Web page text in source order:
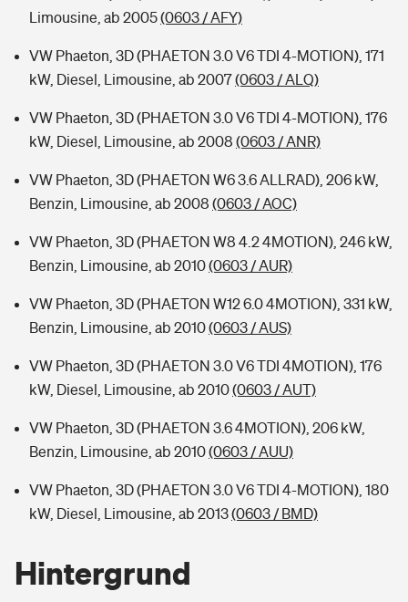
Limousine, ab 2005(0603 / AFY)
VW Phaeton, 3D (PHAETON 3.0 V6 TDI 4-MOTION), 171
kW, Diesel, Limousine, ab 2007(0603 / ALQ)
VW Phaeton, 3D (PHAETON 3.0 V6 TDI 4-MOTION), 176
kW, Diesel, Limousine, ab 2008 (0603 / ANR)
VW Phaeton, 3D (PHAETON W6 3.6 ALLRAD), 206 kW,
Benzin, Limousine, ab 2008 (0603 / AOC)
VW Phaeton, 3D (PHAETON W8 4.2 4MOTION), 246 kW,
Benzin, Limousine, ab 2010(0603 / AUR)
VW Phaeton, 3D (PHAETON W12 6.0 4MOTION), 331 kW,
Benzin, Limousine, ab 2010(0603 / AUS)
VW Phaeton, 3D (PHAETON 3.0 V6 TDI 4MOTION), 176
kW, Diesel, Limousine, ab 2010(0603 / AUT)
VW Phaeton, 3D (PHAETON 3.6 4MOTION), 206 kW,
Benzin, Limousine, ab 2010(0603 / AUU)
VW Phaeton, 3D (PHAETON 3.0 V6 TDI 4-MOTION), 180
kW, Diesel, Limousine, ab 2013(0603 / BMD)
Hintergrund